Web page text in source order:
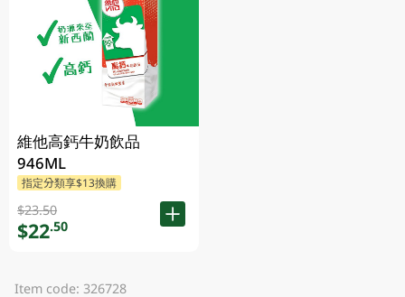
維他高鈣牛奶飲品
946ML
指定分類享$13換購
$23.50
$22.50
Item code: 326728